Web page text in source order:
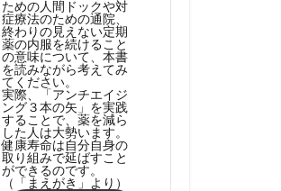
ための人間ドックや対
症療法のための通院、
終わりの見えない定期
薬の内服を続けること
の意味について、本書
を読みながら考えてみ
てください。
実際、「アンチエイジ
ング３本の矢」を実践
することで、薬を減ら
した人は大勢います。
健康寿命は自分自身の
取り組みで延ばすこと
ができるのです。
（「まえがき」より）